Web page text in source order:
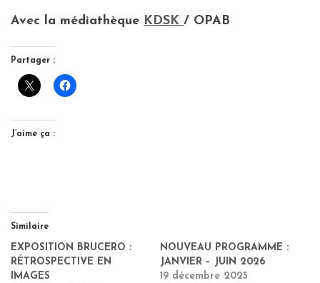
Avec la médiathèque KDSK / OPAB
Partager :
J’aime ça :
Similaire
EXPOSITION BRUCERO :
RÉTROSPECTIVE EN
IMAGES
NOUVEAU PROGRAMME :
JANVIER – JUIN 2026
19 décembre 2025